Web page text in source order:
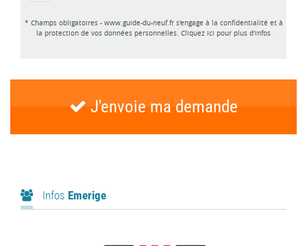
* Champs obligatoires - www.guide-du-neuf.fr s'engage à la confidentialité et à
la protection de vos données personnelles. Cliquez ici pour plus d'infos
J'envoie ma demande
Infos Emerige